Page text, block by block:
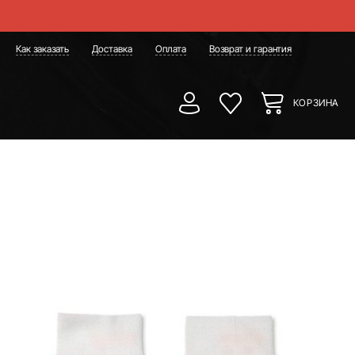
Как заказать Доставка Оплата Возврат и гарантия
КОРЗИНА